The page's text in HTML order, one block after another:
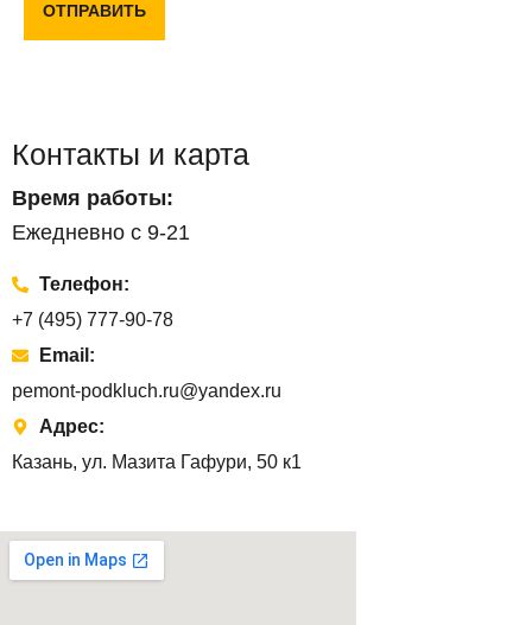
ОТПРАВИТЬ
Контакты и карта
Время работы:
Ежедневно с 9-21
Телефон:
+7 (495) 777-90-78
Email:
pemont-podkluch.ru@yandex.ru
Адрес:
Казань, ул. Мазита Гафури, 50 к1